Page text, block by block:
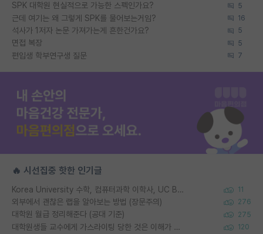
SPK 대학원 현실적으로 가능한 스펙인가요? 5
근데 여기는 왜 그렇게 SPK를 물어보는거임? 16
석사가 1저자 논문 가져가는게 흔한건가요? 5
면접 복장 5
편입생 학부연구생 질문 7
🔥 시선집중 핫한 인기글
Korea University 수학, 컴퓨터과학 이학사, UC Berkeley 산업공학 대학원 공학박사가 되는 것은 쉽지 않겠죠? 11
외부에서 괜찮은 랩을 알아보는 방법 (장문주의) 276
대학원 월급 정리해준다 (공대 기준) 275
대학원생들 교수에게 가스라이팅 당한 것은 이해가 갑니다. 안타깝네요. 120